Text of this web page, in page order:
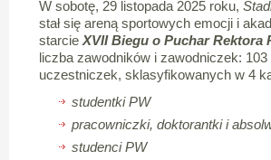
W sobotę, 29 listopada 2025 roku,
stał się areną sportowych emocji i
starcie XVII Biegu o Puchar Rektora
liczba zawodników i zawodniczek:
uczestniczek, sklasyfikowanych w 4
studentki PW
pracowniczki, doktorantki i
studenci PW